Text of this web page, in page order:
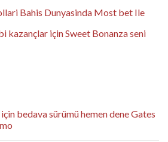
Bahis Dunyasinda Most bet Ile
kazançlar için Sweet Bonanza seni
bedava sürümü hemen dene Gates